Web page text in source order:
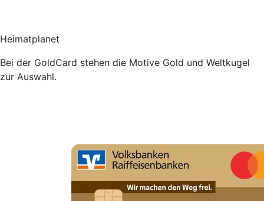
Heimatplanet
Bei der GoldCard stehen die Motive Gold und Weltkugel
zur Auswahl.